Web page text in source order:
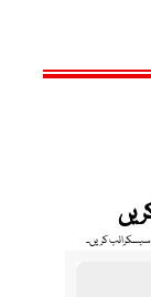
سبسکرائب کریں۔